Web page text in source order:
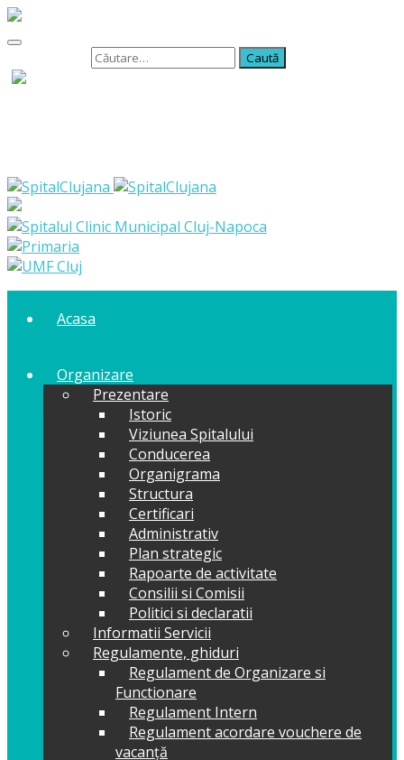
Acasa
Organizare
Prezentare
Istoric
Viziunea Spitalului
Conducerea
Organigrama
Structura
Certificari
Administrativ
Plan strategic
Rapoarte de activitate
Consilii si Comisii
Politici si declaratii
Informatii Servicii
Regulamente, ghiduri
Regulament de Organizare si
Functionare
Regulament Intern
Regulament acordare vouchere de
vacanță